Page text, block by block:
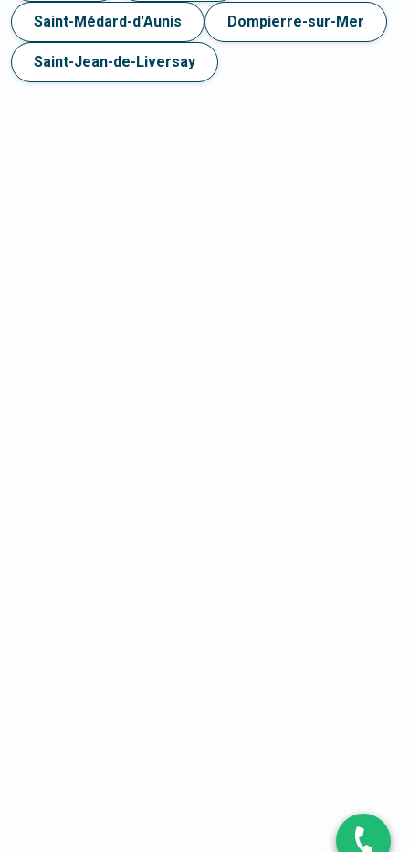
Saint-Médard-d'Aunis Dompierre-sur-Mer
Saint-Jean-de-Liversay